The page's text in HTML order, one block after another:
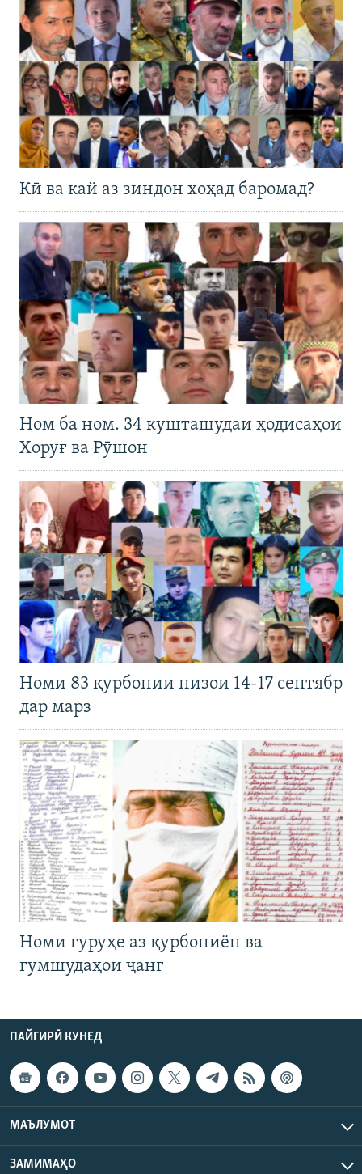
Кӣ ва кай аз зиндон хоҳад баромад?
Ном ба ном. 34 кушташудаи ҳодисаҳои
Хоруғ ва Рӯшон
Номи 83 қурбонии низои 14-17 сентябр
дар марз
Номи гуруҳе аз қурбониён ва
гумшудаҳои ҷанг
ПАЙГИРӢ КУНЕД
МАЪЛУМОТ
ЗАМИМАҲО